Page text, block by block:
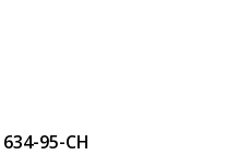
634-95-CH